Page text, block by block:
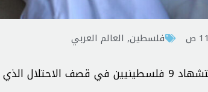
ص فلسطين, العالم العربي
وأعلنت المصادر أن استشهاد 9 فلسطينيين في